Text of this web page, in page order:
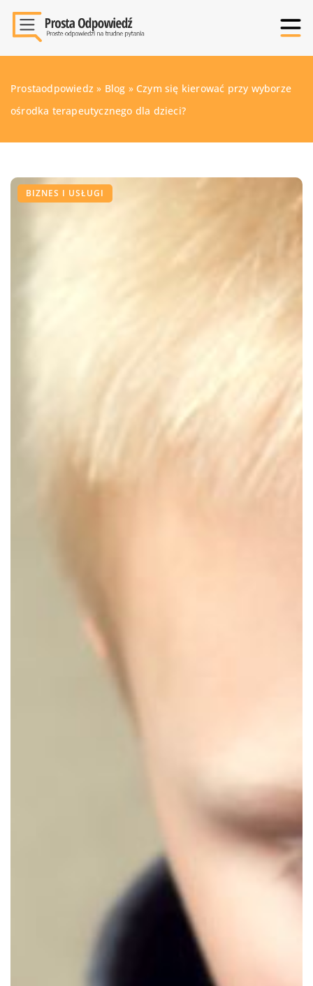
Prostaodpowiedz » Blog » Czym się kierować przy wyborze
ośrodka terapeutycznego dla dzieci?
BIZNES I USŁUGI